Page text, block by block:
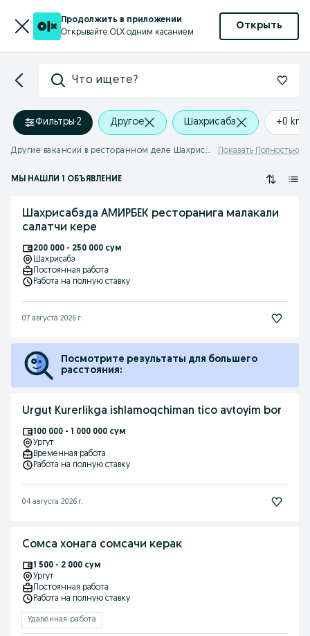
Продолжить в приложении
Открывайте OLX одним касанием
Открыть
Что ищете?
Фильтры·2 Другое Шахрисабз +0 km
Другие вакансии в ресторанном деле Шахрисабз Показать Полностью
МЫ НАШЛИ 1 ОБЪЯВЛЕНИЕ
Шахрисабзда АМИРБЕК ресторанига малакали
салатчи кере
200 000 - 250 000 сум
Шахрисабз
Постоянная работа
Работа на полную ставку
07 августа 2026 г.
Посмотрите результаты для большего
расстояния:
Urgut Kurerlikga ishlamoqchiman tico avtoyim bor
100 000 - 1 000 000 сум
Ургут
Временная работа
Работа на полную ставку
04 августа 2026 г.
Сомса хонага сомсачи керак
1 500 - 2 000 сум
Ургут
Постоянная работа
Работа на полную ставку
Удалённая работа